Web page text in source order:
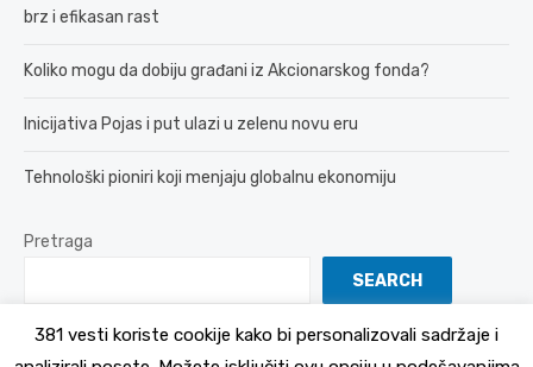
brz i efikasan rast
Koliko mogu da dobiju građani iz Akcionarskog fonda?
Inicijativa Pojas i put ulazi u zelenu novu eru
Tehnološki pioniri koji menjaju globalnu ekonomiju
Pretraga
SEARCH
381 vesti koriste cookije kako bi personalizovali sadržaje i